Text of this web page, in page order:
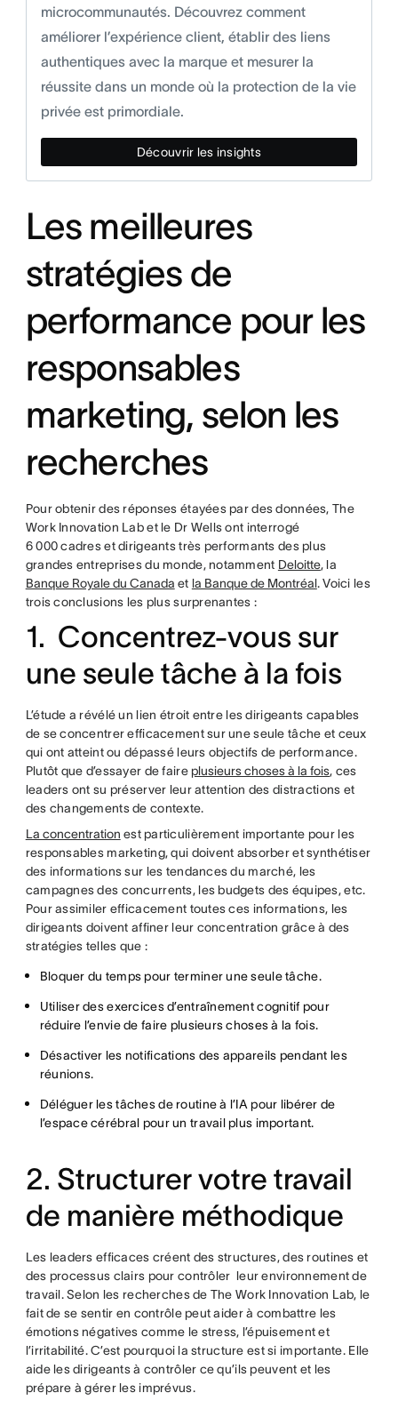
microcommunautés. Découvrez comment
améliorer l’expérience client, établir des liens
authentiques avec la marque et mesurer la
réussite dans un monde où la protection de la vie
privée est primordiale.
Découvrir les insights
Les meilleures
stratégies de
performance pour les
responsables
marketing, selon les
recherches
Pour obtenir des réponses étayées par des données, The
Work Innovation Lab et le Dr Wells ont interrogé
6 000 cadres et dirigeants très performants des plus
grandes entreprises du monde, notamment Deloitte, la
Banque Royale du Canada et la Banque de Montréal. Voici les
trois conclusions les plus surprenantes :
1. Concentrez-vous sur
une seule tâche à la fois
L’étude a révélé un lien étroit entre les dirigeants capables
de se concentrer efficacement sur une seule tâche et ceux
qui ont atteint ou dépassé leurs objectifs de performance.
Plutôt que d’essayer de faire plusieurs choses à la fois, ces
leaders ont su préserver leur attention des distractions et
des changements de contexte.
La concentration est particulièrement importante pour les
responsables marketing, qui doivent absorber et synthétiser
des informations sur les tendances du marché, les
campagnes des concurrents, les budgets des équipes, etc.
Pour assimiler efficacement toutes ces informations, les
dirigeants doivent affiner leur concentration grâce à des
stratégies telles que :
Bloquer du temps pour terminer une seule tâche.
Utiliser des exercices d’entraînement cognitif pour
réduire l’envie de faire plusieurs choses à la fois.
Désactiver les notifications des appareils pendant les
réunions.
Déléguer les tâches de routine à l’IA pour libérer de
l’espace cérébral pour un travail plus important.
2. Structurer votre travail
de manière méthodique
Les leaders efficaces créent des structures, des routines et
des processus clairs pour contrôler leur environnement de
travail. Selon les recherches de The Work Innovation Lab, le
fait de se sentir en contrôle peut aider à combattre les
émotions négatives comme le stress, l’épuisement et
l’irritabilité. C’est pourquoi la structure est si importante. Elle
aide les dirigeants à contrôler ce qu’ils peuvent et les
prépare à gérer les imprévus.